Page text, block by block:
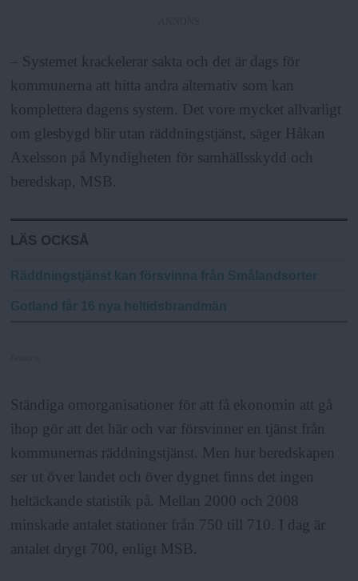
– Systemet krackelerar sakta och det är dags för
kommunerna att hitta andra alternativ som kan
komplettera dagens system. Det vore mycket allvarligt
om glesbygd blir utan räddningstjänst, säger Håkan
Axelsson på Myndigheten för samhällsskydd och
beredskap, MSB.
LÄS OCKSÅ
Räddningstjänst kan försvinna från Smålandsorter
Gotland får 16 nya heltidsbrandmän
Ständiga omorganisationer för att få ekonomin att gå
ihop gör att det här och var försvinner en tjänst från
kommunernas räddningstjänst. Men hur beredskapen
ser ut över landet och över dygnet finns det ingen
heltäckande statistik på. Mellan 2000 och 2008
minskade antalet stationer från 750 till 710. I dag är
antalet drygt 700, enligt MSB.